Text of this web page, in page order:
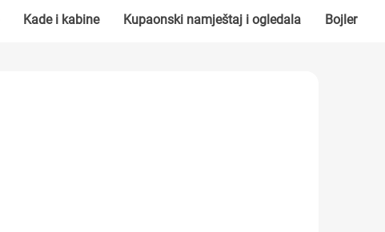
Kade i kabine Kupaonski namještaj i ogledala Bojler